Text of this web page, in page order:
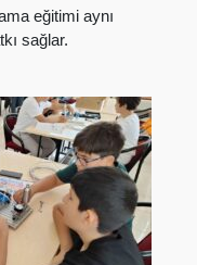
eğitimi aynı
sağlar.